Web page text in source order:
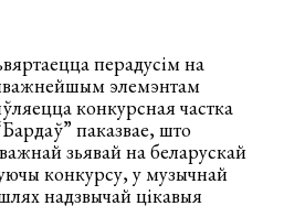
перадусім на
элемэнтам
конкурсная частка
паказвае, што
зьявай на беларускай
конкурсу, у музычнай
надзвычай цікавыя